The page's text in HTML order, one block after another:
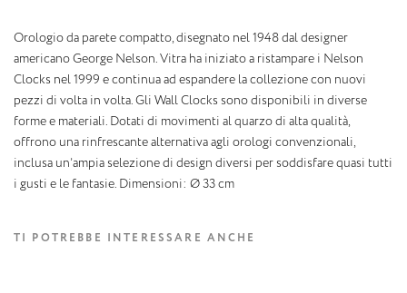
Orologio da parete compatto, disegnato nel 1948 dal designer
americano George Nelson. Vitra ha iniziato a ristampare i Nelson
Clocks nel 1999 e continua ad espandere la collezione con nuovi
pezzi di volta in volta.‎ Gli Wall Clocks sono disponibili in diverse
forme e materiali.‎ Dotati di movimenti al quarzo di alta qualità,
offrono una rinfrescante alternativa agli orologi convenzionali,
inclusa un’ampia selezione di design diversi per soddisfare quasi tutti
i gusti e le fantasie.‎ Dimensioni: Ø 33 cm
TI POTREBBE INTERESSARE ANCHE